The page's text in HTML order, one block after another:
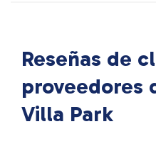
Reseñas de
proveedores
Villa Park